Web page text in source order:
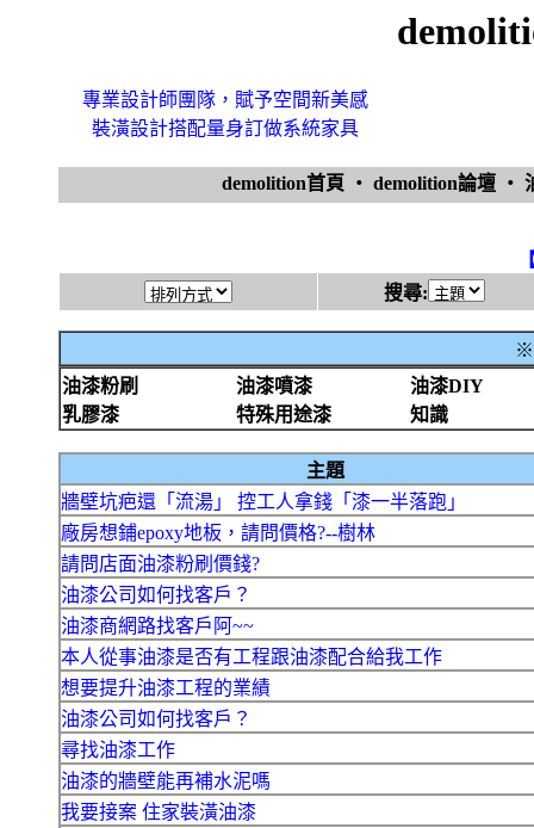
專業設計師團隊，賦予空間新美感
裝潢設計搭配量身訂做系統家具
demolition首頁 ‧ demolition論壇 ‧
搜尋:
※
油漆粉刷
油漆噴漆
油漆DIY
乳膠漆
特殊用途漆 知識
主題
牆壁坑疤還「流湯」 控工人拿錢「漆一半落跑」
廠房想鋪epoxy地板，請問價格?--樹林
請問店面油漆粉刷價錢?
油漆公司如何找客戶？
油漆商網路找客戶阿~~
本人從事油漆是否有工程跟油漆配合給我工作
想要提升油漆工程的業績
油漆公司如何找客戶？
尋找油漆工作
油漆的牆壁能再補水泥嗎
我要接案 住家裝潢油漆